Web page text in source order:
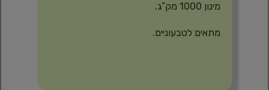
מינון 1000 מק”ג.
מתאים לטבעוניים.